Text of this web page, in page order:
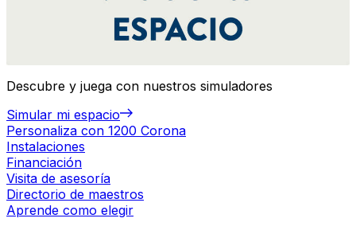
Descubre y juega con nuestros simuladores
Simular mi espacio
Personaliza con 1200 Corona
Instalaciones
Financiación
Visita de asesoría
Directorio de maestros
Aprende como elegir